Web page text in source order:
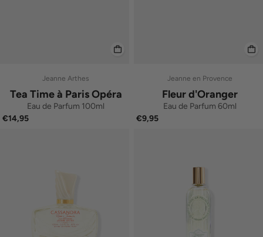
Jeanne Arthes
Tea Time à Paris Opéra
Eau de Parfum 100ml
€14,95
Jeanne en Provence
Fleur d'Oranger
Eau de Parfum 60ml
€9,95